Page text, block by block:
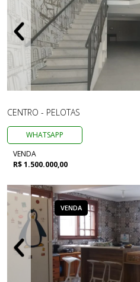
CENTRO - PELOTAS
WHATSAPP
VENDA
R$ 1.500.000,00
VENDA